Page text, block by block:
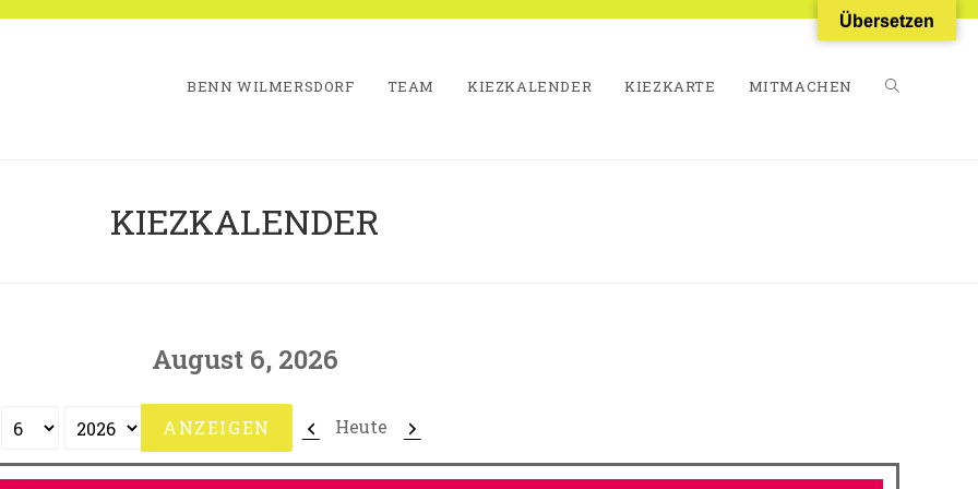
BENN WILMERSDORF TEAM KIEZKALENDER KIEZKARTE MITMACHEN WEBSITE-
KIEZKALENDER
August 6, 2026
Zurück
Heute Weiter
Übersetzen